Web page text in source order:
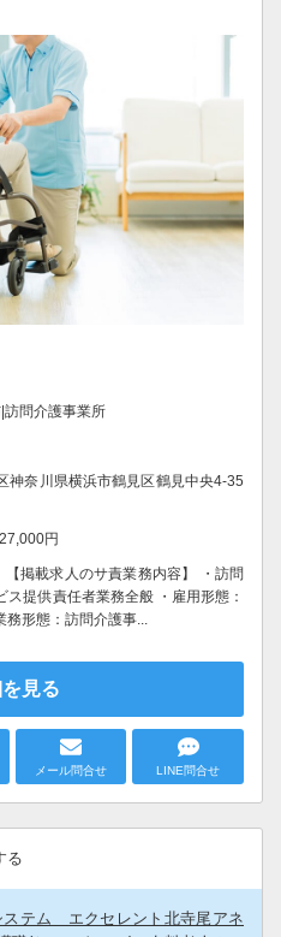
訪問介護事業所
神奈川県横浜市鶴見区鶴見中央4-35
円
掲載求人のサ責業務内容】 ・訪問
ス提供責任者業務全般 ・雇用形態：
務形態：訪問介護事...
見る
メール問合せ LINE問合せ
る
テム エクセレント北寺尾アネ